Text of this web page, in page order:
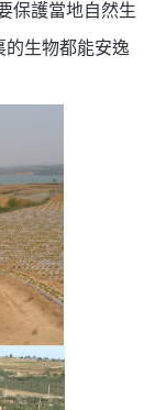
保護當地自然生
的生物都能安逸